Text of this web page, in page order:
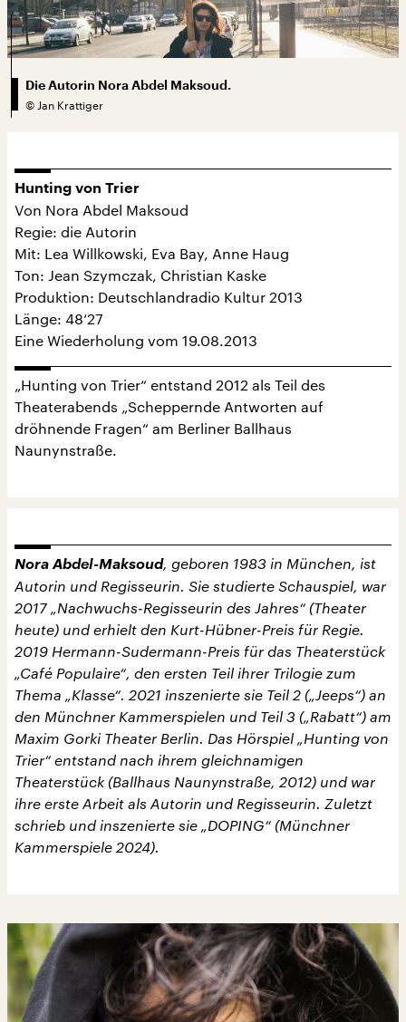
Die Autorin Nora Abdel Maksoud.
© Jan Krattiger
Hunting von Trier
Von Nora Abdel Maksoud
Regie: die Autorin
Mit: Lea Willkowski, Eva Bay, Anne Haug
Ton: Jean Szymczak, Christian Kaske
Produktion: Deutschlandradio Kultur 2013
Länge: 48‘27
Eine Wiederholung vom 19.08.2013
„Hunting von Trier“ entstand 2012 als Teil des
Theaterabends „Scheppernde Antworten auf
dröhnende Fragen“ am Berliner Ballhaus
Naunynstraße.
Nora Abdel-Maksoud, geboren 1983 in München, ist
Autorin und Regisseurin. Sie studierte Schauspiel, war
2017 „Nachwuchs-Regisseurin des Jahres“ (Theater
heute) und erhielt den Kurt-Hübner-Preis für Regie.
2019 Hermann-Sudermann-Preis für das Theaterstück
„Café Populaire“, den ersten Teil ihrer Trilogie zum
Thema „Klasse“. 2021 inszenierte sie Teil 2 („Jeeps“) an
den Münchner Kammerspielen und Teil 3 („Rabatt“) am
Maxim Gorki Theater Berlin. Das Hörspiel „Hunting von
Trier“ entstand nach ihrem gleichnamigen
Theaterstück (Ballhaus Naunynstraße, 2012) und war
ihre erste Arbeit als Autorin und Regisseurin. Zuletzt
schrieb und inszenierte sie „DOPING“ (Münchner
Kammerspiele 2024).